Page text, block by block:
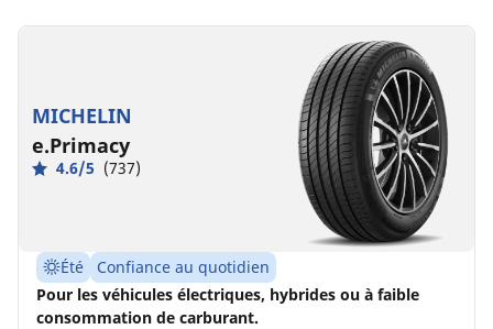
MICHELIN
e.Primacy
4.6/5 (737)
Été
Confiance au quotidien
Pour les véhicules électriques, hybrides ou à faible
consommation de carburant.